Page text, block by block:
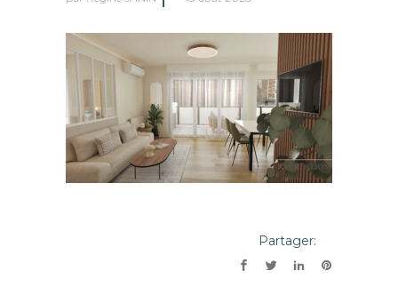
Partager: